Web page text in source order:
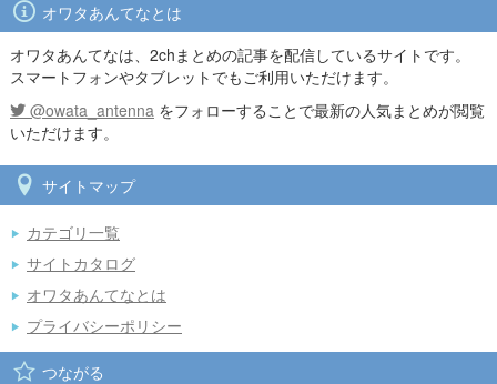
オワタあんてなとは
オワタあんてなは、2chまとめの記事を配信しているサイトです。
スマートフォンやタブレットでもご利用いただけます。
@owata_antenna をフォローすることで最新の人気まとめが閲覧
いただけます。
サイトマップ
カテゴリ一覧
サイトカタログ
オワタあんてなとは
プライバシーポリシー
つながる